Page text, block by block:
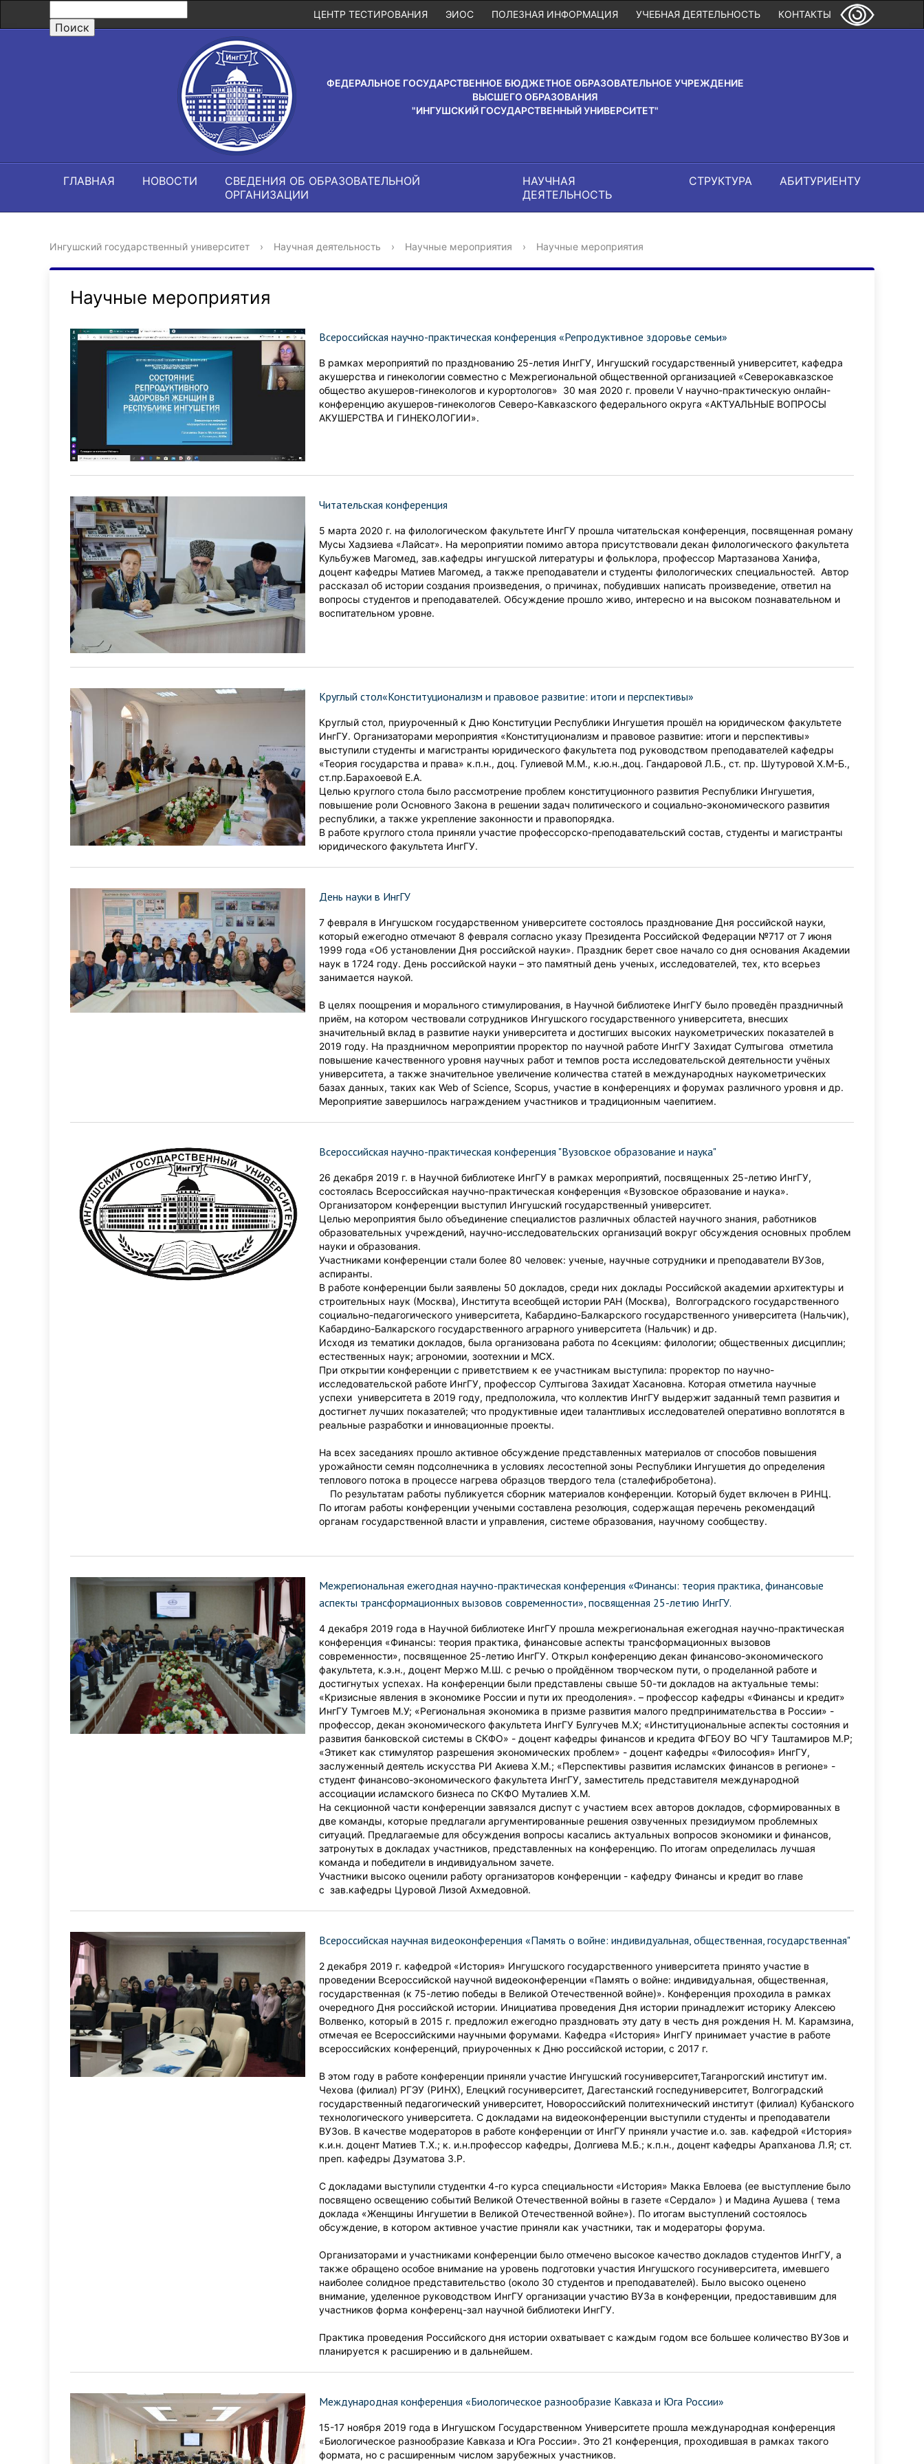
КОНТАКТЫ
УЧЕБНАЯ ДЕЯТЕЛЬНОСТЬ
ПОЛЕЗНАЯ ИНФОРМАЦИЯ
ЭИОС
ЦЕНТР ТЕСТИРОВАНИЯ
ФЕДЕРАЛЬНОЕ ГОСУДАРСТВЕННОЕ БЮДЖЕТНОЕ ОБРАЗОВАТЕЛЬНОЕ УЧРЕЖДЕНИЕ
ВЫСШЕГО ОБРАЗОВАНИЯ
"ИНГУШСКИЙ ГОСУДАРСТВЕННЫЙ УНИВЕРСИТЕТ"
ГЛАВНАЯ НОВОСТИ
СВЕДЕНИЯ ОБ ОБРАЗОВАТЕЛЬНОЙ
ОРГАНИЗАЦИИ
НАУЧНАЯ
ДЕЯТЕЛЬНОСТЬ
СТРУКТУРА АБИТУРИЕНТУ
Ингушский государственный университет › Научная деятельность › Научные мероприятия › Научные мероприятия
Научные мероприятия
Всероссийская научно-практическая конференция «Репродуктивное здоровье семьи»
В рамках мероприятий по празднованию 25-летия ИнгГУ, Ингушский государственный университет, кафедра
акушерства и гинекологии совместно с Межрегиональной общественной организацией «Северокавказское
общество акушеров-гинекологов и курортологов» 30 мая 2020 г. провели V научно-практическую онлайн-
конференцию акушеров-гинекологов Северо-Кавказского федерального округа «АКТУАЛЬНЫЕ ВОПРОСЫ
АКУШЕРСТВА И ГИНЕКОЛОГИИ».
Читательская конференция
5 марта 2020 г. на филологическом факультете ИнгГУ прошла читательская конференция, посвященная роману
Мусы Хадзиева «Лайсат». На мероприятии помимо автора присутствовали декан филологического факультета
Кульбужев Магомед, зав.кафедры ингушской литературы и фольклора, профессор Мартазанова Ханифа,
доцент кафедры Матиев Магомед, а также преподаватели и студенты филологических специальностей. Автор
рассказал об истории создания произведения, о причинах, побудивших написать произведение, ответил на
вопросы студентов и преподавателей. Обсуждение прошло живо, интересно и на высоком познавательном и
воспитательном уровне.
Круглый стол«Конституционализм и правовое развитие: итоги и перспективы»
Круглый стол, приуроченный к Дню Конституции Республики Ингушетия прошёл на юридическом факультете
ИнгГУ. Организаторами мероприятия «Конституционализм и правовое развитие: итоги и перспективы»
выступили студенты и магистранты юридического факультета под руководством преподавателей кафедры
«Теория государства и права» к.п.н., доц. Гулиевой М.М., к.ю.н.,доц. Гандаровой Л.Б., ст. пр. Шутуровой Х.М-Б.,
ст.пр.Барахоевой Е.А.
Целью круглого стола было рассмотрение проблем конституционного развития Республики Ингушетия,
повышение роли Основного Закона в решении задач политического и социально-экономического развития
республики, а также укрепление законности и правопорядка.
В работе круглого стола приняли участие профессорско-преподавательский состав, студенты и магистранты
юридического факультета ИнгГУ.
День науки в ИнгГУ
7 февраля в Ингушском государственном университете состоялось празднование Дня российской науки,
который ежегодно отмечают 8 февраля согласно указу Президента Российской Федерации №717 от 7 июня
1999 года «Об установлении Дня российской науки». Праздник берет свое начало со дня основания Академии
наук в 1724 году. День российской науки – это памятный день ученых, исследователей, тех, кто всерьез
занимается наукой.
В целях поощрения и морального стимулирования, в Научной библиотеке ИнгГУ было проведён праздничный
приём, на котором чествовали сотрудников Ингушского государственного университета, внесших
значительный вклад в развитие науки университета и достигших высоких наукометрических показателей в
2019 году. На праздничном мероприятии проректор по научной работе ИнгГУ Захидат Султыгова отметила
повышение качественного уровня научных работ и темпов роста исследовательской деятельности учёных
университета, а также значительное увеличение количества статей в международных наукометрических
базах данных, таких как Web of Science, Scopus, участие в конференциях и форумах различного уровня и др.
Мероприятие завершилось награждением участников и традиционным чаепитием.
Всероссийская научно-практическая конференция "Вузовское образование и наука"
26 декабря 2019 г. в Научной библиотеке ИнгГУ в рамках мероприятий, посвященных 25-летию ИнгГУ,
состоялась Всероссийская научно-практическая конференция «Вузовское образование и наука».
Организатором конференции выступил Ингушский государственный университет.
Целью мероприятия было объединение специалистов различных областей научного знания, работников
образовательных учреждений, научно-исследовательских организаций вокруг обсуждения основных проблем
науки и образования.
Участниками конференции стали более 80 человек: ученые, научные сотрудники и преподаватели ВУЗов,
аспиранты.
В работе конференции были заявлены 50 докладов, среди них доклады Российской академии архитектуры и
строительных наук (Москва), Института всеобщей истории РАН (Москва), Волгоградского государственного
социально-педагогического университета, Кабардино-Балкарского государственного университета (Нальчик),
Кабардино-Балкарского государственного аграрного университета (Нальчик) и др.
Исходя из тематики докладов, была организована работа по 4секциям: филологии; общественных дисциплин;
естественных наук; агрономии, зоотехнии и МСХ.
При открытии конференции с приветствием к ее участникам выступила: проректор по научно-
исследовательской работе ИнгГУ, профессор Султыгова Захидат Хасановна. Которая отметила научные
успехи университета в 2019 году, предположила, что коллектив ИнгГУ выдержит заданный темп развития и
достигнет лучших показателей; что продуктивные идеи талантливых исследователей оперативно воплотятся в
реальные разработки и инновационные проекты.
На всех заседаниях прошло активное обсуждение представленных материалов от способов повышения
урожайности семян подсолнечника в условиях лесостепной зоны Республики Ингушетия до определения
теплового потока в процессе нагрева образцов твердого тела (сталефибробетона).
По результатам работы публикуется сборник материалов конференции. Который будет включен в РИНЦ.
По итогам работы конференции учеными составлена резолюция, содержащая перечень рекомендаций
органам государственной власти и управления, системе образования, научному сообществу.
Межрегиональная ежегодная научно-практическая конференция «Финансы: теория практика, финансовые
аспекты трансформационных вызовов современности», посвященная 25-летию ИнгГУ.
4 декабря 2019 года в Научной библиотеке ИнгГУ прошла межрегиональная ежегодная научно-практическая
конференция «Финансы: теория практика, финансовые аспекты трансформационных вызовов
современности», посвященное 25-летию ИнгГУ. Открыл конференцию декан финансово-экономического
факультета, к.э.н., доцент Мержо М.Ш. с речью о пройдённом творческом пути, о проделанной работе и
достигнутых успехах. На конференции были представлены свыше 50-ти докладов на актуальные темы:
«Кризисные явления в экономике России и пути их преодоления». – профессор кафедры «Финансы и кредит»
ИнгГУ Тумгоев М.У; «Региональная экономика в призме развития малого предпринимательства в России» -
профессор, декан экономического факультета ИнгГУ Булгучев М.Х; «Институциональные аспекты состояния и
развития банковской системы в СКФО» - доцент кафедры финансов и кредита ФГБОУ ВО ЧГУ Таштамиров М.Р;
«Этикет как стимулятор разрешения экономических проблем» - доцент кафедры «Философия» ИнгГУ,
заслуженный деятель искусства РИ Акиева Х.М.; «Перспективы развития исламских финансов в регионе» -
студент финансово-экономического факультета ИнгГУ, заместитель представителя международной
ассоциации исламского бизнеса по СКФО Муталиев Х.М.
На секционной части конференции завязался диспут с участием всех авторов докладов, сформированных в
две команды, которые предлагали аргументированные решения озвученных президиумом проблемных
ситуаций. Предлагаемые для обсуждения вопросы касались актуальных вопросов экономики и финансов,
затронутых в докладах участников, представленных на конференцию. По итогам определилась лучшая
команда и победители в индивидуальном зачете.
Участники высоко оценили работу организаторов конференции - кафедру Финансы и кредит во главе
с зав.кафедры Цуровой Лизой Ахмедовной.
Всероссийская научная видеоконференция «Память о войне: индивидуальная, общественная, государственная"
2 декабря 2019 г. кафедрой «История» Ингушского государственного университета принято участие в
проведении Всероссийской научной видеоконференции «Память о войне: индивидуальная, общественная,
государственная (к 75-летию победы в Великой Отечественной войне)». Конференция проходила в рамках
очередного Дня российской истории. Инициатива проведения Дня истории принадлежит историку Алексею
Волвенко, который в 2015 г. предложил ежегодно праздновать эту дату в честь дня рождения Н. М. Карамзина,
отмечая ее Всероссийскими научными форумами. Кафедра «История» ИнгГУ принимает участие в работе
всероссийских конференций, приуроченных к Дню российской истории, с 2017 г.
В этом году в работе конференции приняли участие Ингушский госуниверситет,Таганрогский институт им.
Чехова (филиал) РГЭУ (РИНХ), Елецкий госуниверситет, Дагестанский госпедуниверситет, Волгоградский
государственный педагогический университет, Новороссийский политехнический институт (филиал) Кубанского
технологического университета. С докладами на видеоконференции выступили студенты и преподаватели
ВУЗов. В качестве модераторов в работе конференции от ИнгГУ приняли участие и.о. зав. кафедрой «История»
к.и.н. доцент Матиев Т.Х.; к. и.н.профессор кафедры, Долгиева М.Б.; к.п.н., доцент кафедры Арапханова Л.Я; ст.
преп. кафедры Дзуматова З.Р.
С докладами выступили студентки 4-го курса специальности «История» Макка Евлоева (ее выступление было
посвящено освещению событий Великой Отечественной войны в газете «Сердало» ) и Мадина Аушева ( тема
доклада «Женщины Ингушетии в Великой Отечественной войне»). По итогам выступлений состоялось
обсуждение, в котором активное участие приняли как участники, так и модераторы форума.
Организаторами и участниками конференции было отмечено высокое качество докладов студентов ИнгГУ, а
также обращено особое внимание на уровень подготовки участия Ингушского госуниверситета, имевшего
наиболее солидное представительство (около 30 студентов и преподавателей). Было высоко оценено
внимание, уделенное руководством ИнгГУ организации участию ВУЗа в конференции, предоставившим для
участников форма конференц-зал научной библиотеки ИнгГУ.
Практика проведения Российского дня истории охватывает с каждым годом все большее количество ВУЗов и
планируется к расширению и в дальнейшем.
Международная конференция «Биологическое разнообразие Кавказа и Юга России»
15-17 ноября 2019 года в Ингушском Государственном Университете прошла международная конференция
«Биологическое разнообразие Кавказа и Юга России». Это 21 конференция, проходившая в рамках такого
формата, но с расширенным числом зарубежных участников.